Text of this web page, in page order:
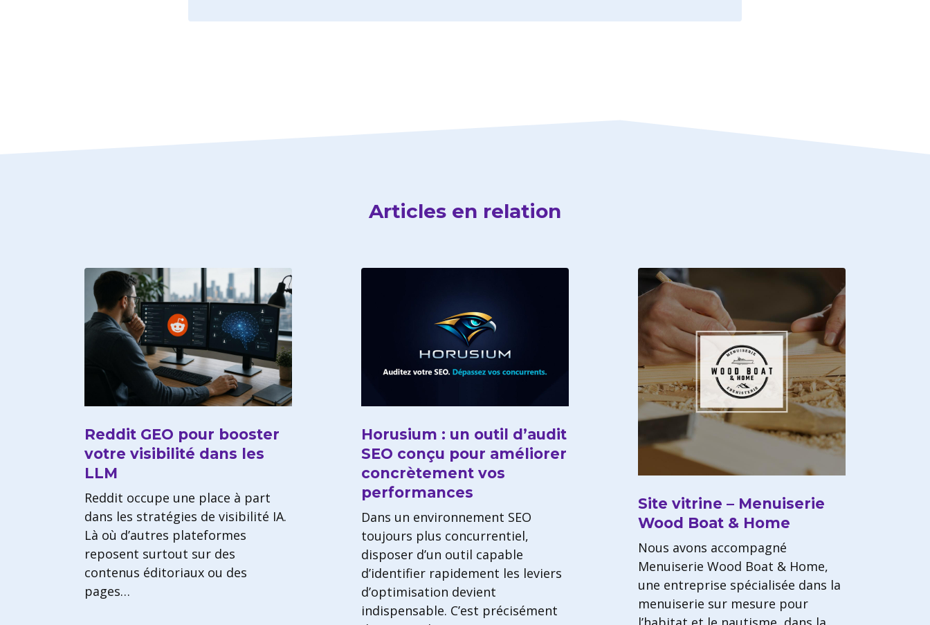
Articles en relation
Reddit GEO pour booster
votre visibilité dans les
LLM
Reddit occupe une place à part
dans les stratégies de visibilité IA.
Là où d’autres plateformes
reposent surtout sur des
contenus éditoriaux ou des
pages…
Horusium : un outil d’audit
SEO conçu pour améliorer
concrètement vos
performances
Dans un environnement SEO
toujours plus concurrentiel,
disposer d’un outil capable
d’identifier rapidement les leviers
d’optimisation devient
indispensable. C’est précisément
Site vitrine – Menuiserie
Wood Boat & Home
Nous avons accompagné
Menuiserie Wood Boat & Home,
une entreprise spécialisée dans la
menuiserie sur mesure pour